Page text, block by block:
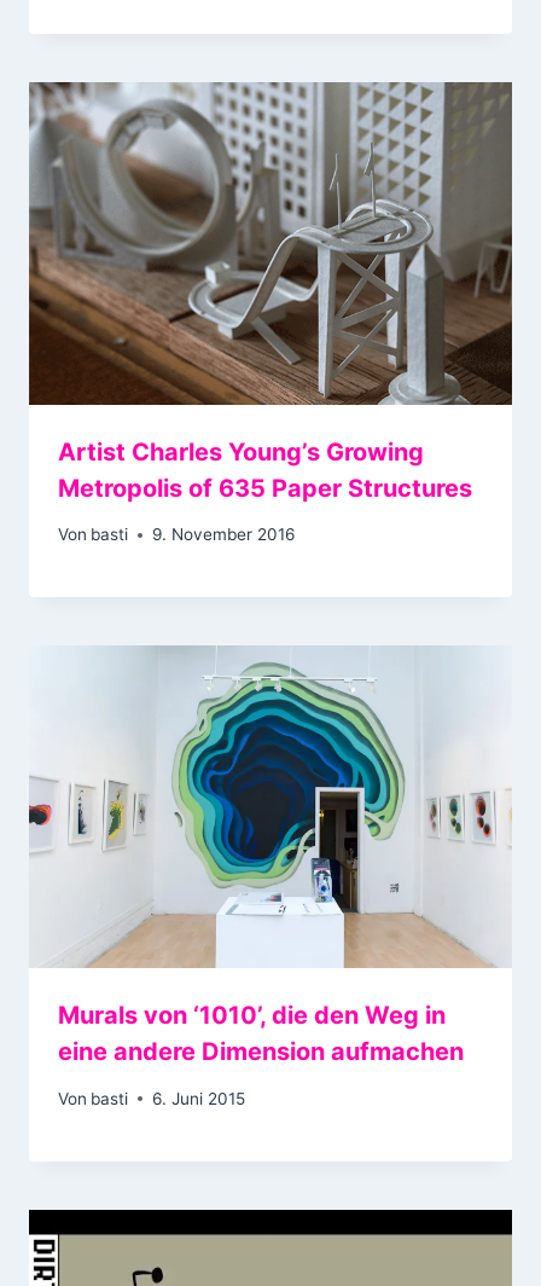
Artist Charles Young’s Growing
Metropolis of 635 Paper Structures
Von basti 9. November 2016
Murals von ‘1010’, die den Weg in
eine andere Dimension aufmachen
Von basti 6. Juni 2015